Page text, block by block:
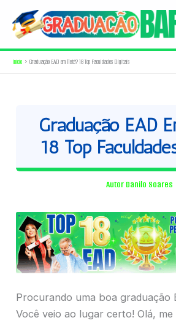
para
conteúdo
Início Graduação EAD em Tietê? 18 Top Faculdades Digitais
Graduação EAD
18 Top
Autor Danilo Soares
Procurando uma boa graduação
Você veio ao lugar certo! Olá, me